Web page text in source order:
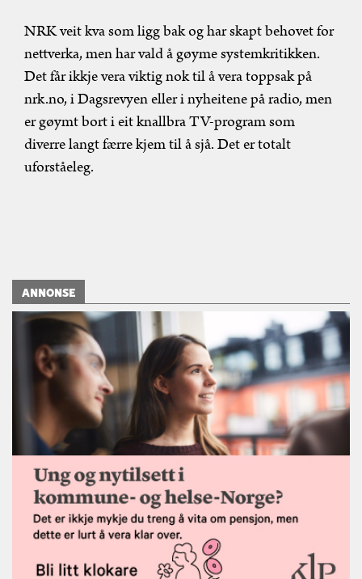
NRK veit kva som ligg bak og har skapt behovet for
nettverka, men har vald å gøyme systemkritikken.
Det får ikkje vera viktig nok til å vera toppsak på
nrk.no, i Dagsrevyen eller i nyheitene på radio, men
er gøymt bort i eit knallbra TV-program som
diverre langt færre kjem til å sjå. Det er totalt
uforståeleg.
ANNONSE